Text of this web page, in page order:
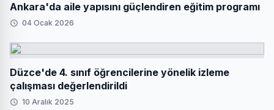
Ankara'da aile yapısını güçlendiren eğitim programı
04 Ocak 2026
Düzce'de 4. sınıf öğrencilerine yönelik izleme
çalışması değerlendirildi
10 Aralık 2025